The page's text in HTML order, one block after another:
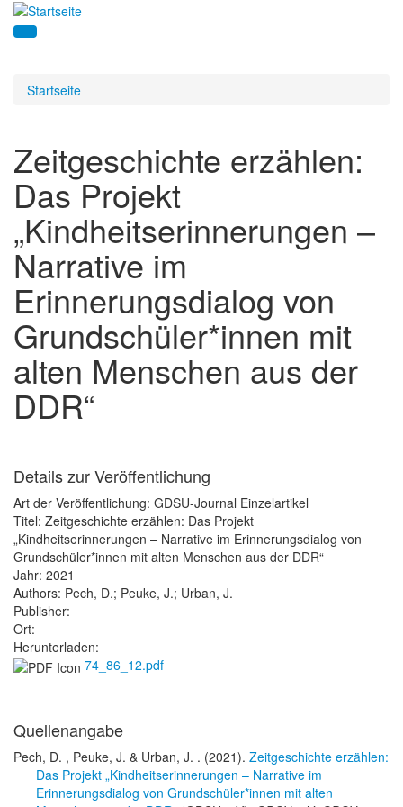
Startseite
Zeitgeschichte erzählen:
Das Projekt
„Kindheitserinnerungen –
Narrative im
Erinnerungsdialog von
Grundschüler*innen mit
alten Menschen aus der
DDR“
Details zur Veröffentlichung
Art der Veröffentlichung: GDSU-Journal Einzelartikel
Titel: Zeitgeschichte erzählen: Das Projekt
„Kindheitserinnerungen – Narrative im Erinnerungsdialog von
Grundschüler*innen mit alten Menschen aus der DDR“
Jahr: 2021
Authors: Pech, D.; Peuke, J.; Urban, J.
Publisher:
Ort:
Herunterladen:
74_86_12.pdf
Quellenangabe
Pech, D. , Peuke, J. & Urban, J. . (2021). Zeitgeschichte erzählen:
Das Projekt „Kindheitserinnerungen – Narrative im
Erinnerungsdialog von Grundschüler*innen mit alten